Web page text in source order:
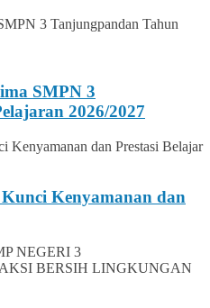
SMPN 3
2026/2027
Kenyamanan dan